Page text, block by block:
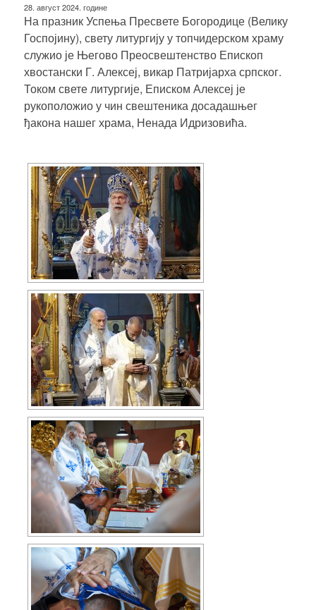
28. август 2024. године
На празник Успења Пресвете Богородице (Велику
Госпојину), свету литургију у топчидерском храму
служио је Његово Преосвештенство Епископ
хвостански Г. Алексеј, викар Патријарха српског.
Током свете литургије, Еписком Алексеј је
рукоположио у чин свештеника досадашњег
ђакона нашег храма, Ненада Идризовића.